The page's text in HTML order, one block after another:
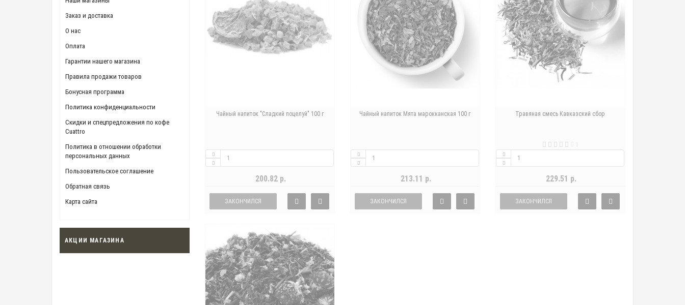
Заказ и доставка
О нас
Оплата
Гарантии нашего магазина
Правила продажи товаров
Бонусная программа
Политика конфиденциальности
Скидки и спецпредложения по кофе
Cuattro
Политика в отношении обработки
персональных данных
Пользовательское соглашение
Обратная связь
Карта сайта
АКЦИИ МАГАЗИНА
Чайный напиток "Сладкий поцелуй" 100 г
200.82 р.
ЗАКОНЧИЛСЯ
Чайный напиток Мята марокканская 100 г
213.11 р.
ЗАКОНЧИЛСЯ
Травяная смесь Кавказский сбор
229.51 р.
ЗАКОНЧИЛСЯ